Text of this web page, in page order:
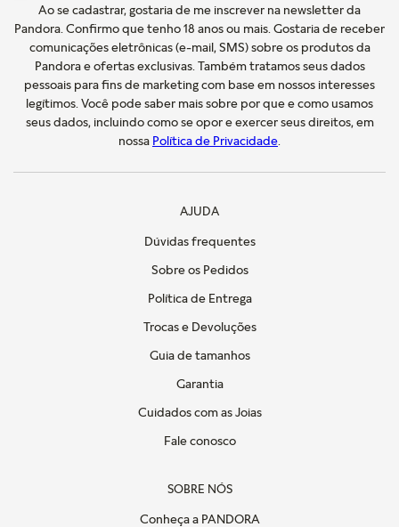
Ao se cadastrar, gostaria de me inscrever na newsletter da
Pandora. Confirmo que tenho 18 anos ou mais. Gostaria de receber
comunicações eletrônicas (e-mail, SMS) sobre os produtos da
Pandora e ofertas exclusivas. Também tratamos seus dados
pessoais para fins de marketing com base em nossos interesses
legítimos. Você pode saber mais sobre por que e como usamos
seus dados, incluindo como se opor e exercer seus direitos, em
nossa Política de Privacidade
AJUDA
Dúvidas frequentes
Sobre os Pedidos
Política de Entrega
Trocas e Devoluções
Guia de tamanhos
Garantia
Cuidados com as Joias
Fale conosco
SOBRE NÓS
Conheça a PANDORA